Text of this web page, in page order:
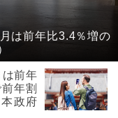
は前年比3.4％増の
は前年
年割
政府